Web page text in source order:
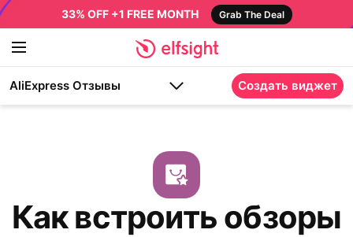
33% OFF +1 FREE MONTH Grab The Deal
AliExpress Отзывы Создать виджет
Как встроить обзоры